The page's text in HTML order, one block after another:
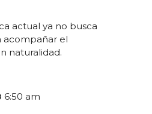
actual ya no busca
acompañar el
naturalidad.
6:50 am